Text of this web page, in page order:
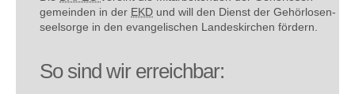
gemeinden in der EKD und will den Dienst der Gehör­losen­
seel­sorge in den evange­lischen Landes­kirchen fördern.
So sind wir erreichbar: